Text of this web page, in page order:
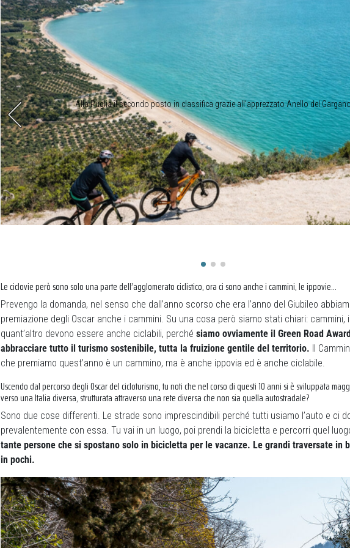
Alla Puglia il secondo posto in classifica grazie all’apprezzato Anello del
Le ciclovie però sono solo una parte dell’agglomerato ciclistico, ora ci sono anche i cammini, le ippovie…
Prevengo la domanda, nel senso che dall’anno scorso che era l’anno del Giubileo
premiazione degli Oscar anche i cammini. Su una cosa però siamo stati chiari: cammini,
quant’altro devono essere anche ciclabili, perché siamo ovviamente il Green Road
abbracciare tutto il turismo sostenibile, tutta la fruizione gentile del territorio. Il
che premiamo quest’anno è un cammino, ma è anche ippovia ed è anche ciclabile.
Uscendo dal percorso degli Oscar del cicloturismo, tu noti che nel corso di questi 10 anni si è sviluppata
verso una Italia diversa, strutturata attraverso una rete diversa che non sia quella autostradale?
Sono due cose differenti. Le strade sono imprescindibili perché tutti usiamo l’auto e ci
prevalentemente con essa. Tu vai in un luogo, poi prendi la bicicletta e percorri quel
tante persone che si spostano solo in bicicletta per le vacanze. Le grandi traversate in
in pochi.